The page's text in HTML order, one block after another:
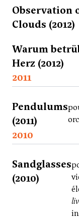
Observation
Clouds (2012)
Warum
Herz (2012)
2011
Pendulums
(2011)
2010
Sandglasses
(2010)